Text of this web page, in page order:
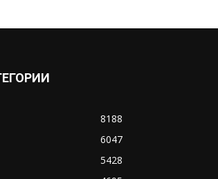
8188
6047
5428